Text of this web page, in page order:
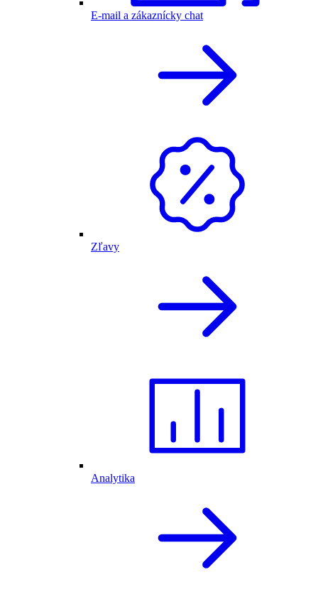
E-mail a zákaznícky chat
Zľavy
Analytika